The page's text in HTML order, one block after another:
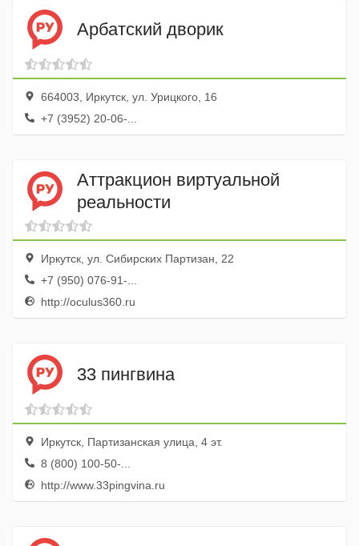
Арбатский дворик
664003, Иркутск, ул. Урицкого, 16
+7 (3952) 20-06-...
Аттракцион виртуальной
реальности
Иркутск, ул. Сибирских Партизан, 22
+7 (950) 076-91-...
http://oculus360.ru
33 пингвина
Иркутск, Партизанская улица, 4 эт.
8 (800) 100-50-...
http://www.33pingvina.ru